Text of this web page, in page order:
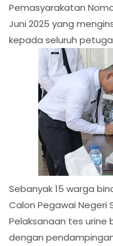
Pemasyarakatan
Juni 2025 yang
kepada seluruh
Sebanyak 15 warga
Calon Pegawai Negeri
Pelaksanaan tes urine
dengan